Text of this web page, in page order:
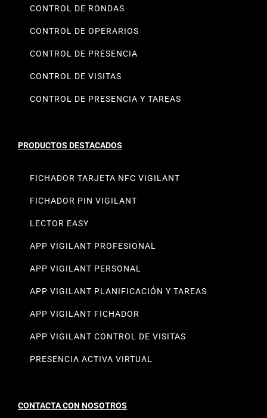
CONTROL DE RONDAS
CONTROL DE OPERARIOS
CONTROL DE PRESENCIA
CONTROL DE VISITAS
CONTROL DE PRESENCIA Y TAREAS
PRODUCTOS DESTACADOS
FICHADOR TARJETA NFC VIGILANT
FICHADOR PIN VIGILANT
LECTOR EASY
APP VIGILANT PROFESIONAL
APP VIGILANT PERSONAL
APP VIGILANT PLANIFICACIÓN Y TAREAS
APP VIGILANT FICHADOR
APP VIGILANT CONTROL DE VISITAS
PRESENCIA ACTIVA VIRTUAL
CONTACTA CON NOSOTROS